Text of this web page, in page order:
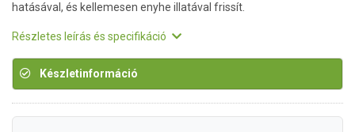
hatásával, és kellemesen enyhe illatával frissít.
Részletes leírás és specifikáció
Készletinformáció